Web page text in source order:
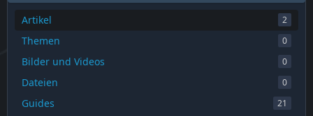
Artikel 2
Themen 0
Bilder und Videos 0
Dateien 0
Guides 21